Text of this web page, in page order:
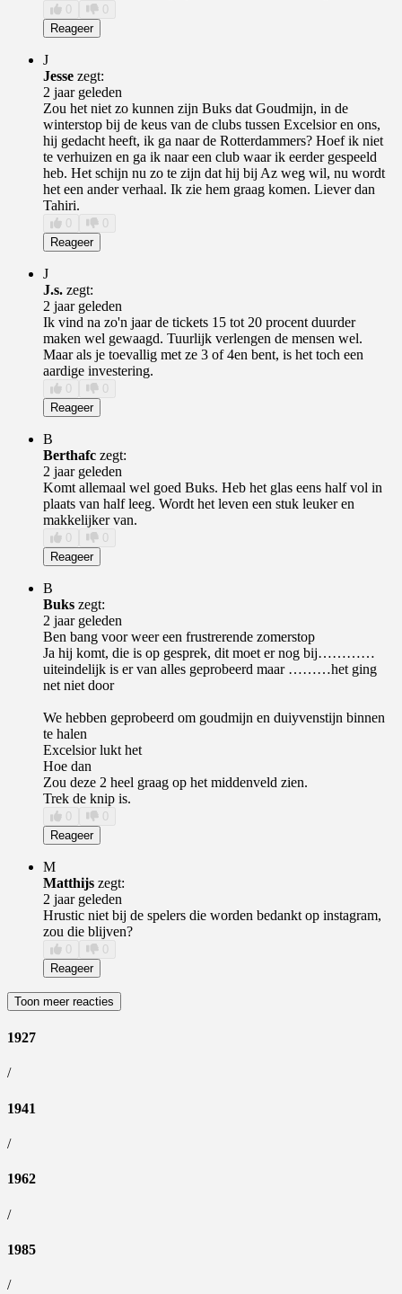
0
0
Reageer
J
Jesse zegt:
2 jaar geleden
Zou het niet zo kunnen zijn Buks dat Goudmijn, in de
winterstop bij de keus van de clubs tussen Excelsior en ons,
hij gedacht heeft, ik ga naar de Rotterdammers? Hoef ik niet
te verhuizen en ga ik naar een club waar ik eerder gespeeld
heb. Het schijn nu zo te zijn dat hij bij Az weg wil, nu wordt
het een ander verhaal. Ik zie hem graag komen. Liever dan
Tahiri.
0
0
Reageer
J
J.s. zegt:
2 jaar geleden
Ik vind na zo'n jaar de tickets 15 tot 20 procent duurder
maken wel gewaagd. Tuurlijk verlengen de mensen wel.
Maar als je toevallig met ze 3 of 4en bent, is het toch een
aardige investering.
0
0
Reageer
B
Berthafc zegt:
2 jaar geleden
Komt allemaal wel goed Buks. Heb het glas eens half vol in
plaats van half leeg. Wordt het leven een stuk leuker en
makkelijker van.
0
0
Reageer
B
Buks zegt:
2 jaar geleden
Ben bang voor weer een frustrerende zomerstop
Ja hij komt, die is op gesprek, dit moet er nog bij…………
uiteindelijk is er van alles geprobeerd maar ………het ging
net niet door
We hebben geprobeerd om goudmijn en duiyvenstijn binnen
te halen
Excelsior lukt het
Hoe dan
Zou deze 2 heel graag op het middenveld zien.
Trek de knip is.
0
0
Reageer
M
Matthijs zegt:
2 jaar geleden
Hrustic niet bij de spelers die worden bedankt op instagram,
zou die blijven?
0
0
Reageer
Toon meer reacties
1927
/
1941
/
1962
/
1985
/